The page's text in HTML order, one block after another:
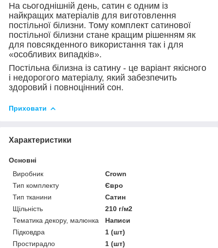
На сьогоднішній день, сатин є одним із
найкращих матеріалів для виготовлення
постільної білизни. Тому комплект сатинової
постільної білизни стане кращим рішенням як
для повсякденного використання так і для
«особливих випадків».
Постільна білизна із сатину - це варіант якісного
і недорогого матеріалу, який забезпечить
здоровий і повноцінний сон.
Приховати
Характеристики
Основні
Виробник
Crown
Тип комплекту
Євро
Тип тканини
Сатин
Щільність
210 г/м2
Тематика декору, малюнка
Написи
Підковдра
1 (шт)
Простирадло
1 (шт)